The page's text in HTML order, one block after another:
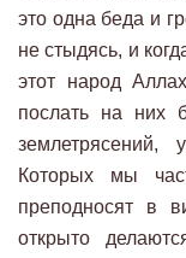
это одна беда и
не стыдясь, и
этот народ
послать на них
землетрясений,
Которых мы
преподносят в
открыто